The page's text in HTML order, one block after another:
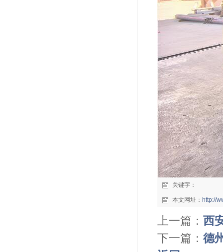
关键字：
本文网址： http://
上一篇： 西
下一篇： 德